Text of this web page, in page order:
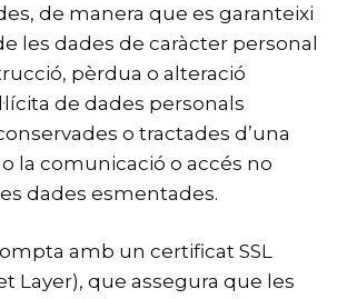
de manera que es garanteixi
les dades de caràcter personal
pèrdua o alteració
de dades personals
o tractades d’una
la comunicació o accés no
dades esmentades.
amb un certificat SSL
Layer), que assegura que les